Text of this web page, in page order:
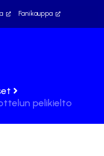
Fanikauppa
pelikielto